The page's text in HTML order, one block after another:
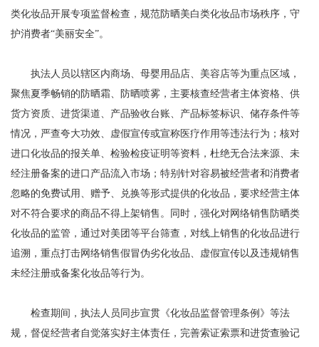
类化妆品开展专项监督检查，规范防晒美白类化妆品市场秩序，守
护消费者“美丽安全”。
执法人员以辖区内商场、母婴用品店、美容店等为重点区域，
聚焦夏季畅销的防晒霜、防晒喷雾，主要核查经营者主体资格、供
货方资质、进货渠道、产品验收台账、产品标签标识、储存条件等
情况，严查夸大功效、虚假宣传或宣称医疗作用等违法行为；核对
进口化妆品的报关单、检验检疫证明等资料，杜绝无合法来源、未
经注册备案的进口产品流入市场；特别针对容易被经营者和消费者
忽略的免费试用、赠予、兑换等形式提供的化妆品，要求经营主体
对不符合要求的商品不得上架销售。同时，强化对网络销售防晒类
化妆品的监管，通过对美团等平台筛查，对线上销售的化妆品进行
追溯，重点打击网络销售假冒伪劣化妆品、虚假宣传以及违规销售
未经注册或备案化妆品等行为。
检查期间，执法人员同步宣贯《化妆品监督管理条例》等法
规，督促经营者自觉落实好主体责任，完善索证索票和进货查验记